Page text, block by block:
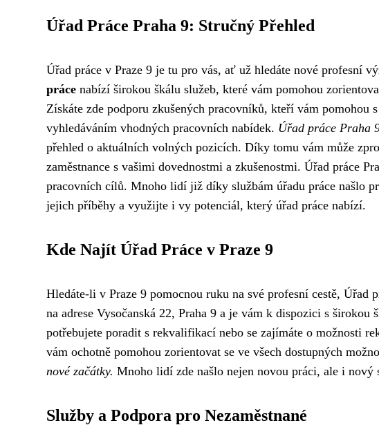
Úřad Práce Praha 9: Stručný Přehled
Úřad práce v Praze 9 je tu pro vás, ať už hledáte nové profesní
práce nabízí širokou škálu služeb, které vám pomohou
Získáte zde podporu zkušených pracovníků, kteří vám pomohou
vyhledáváním vhodných pracovních nabídek. Úřad práce Praha
přehled o aktuálních volných pozicích. Díky tomu vám může
zaměstnance s vašimi dovednostmi a zkušenostmi. Úřad práce
pracovních cílů. Mnoho lidí již díky službám úřadu práce našlo
jejich příběhy a využijte i vy potenciál, který úřad práce nabízí.
Kde Najít Úřad Práce v Praze 9
Hledáte-li v Praze 9 pomocnou ruku na své profesní cestě, Úřad
na adrese Vysočanská 22, Praha 9 a je vám k dispozici s
potřebujete poradit s rekvalifikací nebo se zajímáte o možnosti
vám ochotně pomohou zorientovat se ve všech dostupných
nové začátky. Mnoho lidí zde našlo nejen novou práci, ale i
Služby a Podpora pro Nezaměstnané